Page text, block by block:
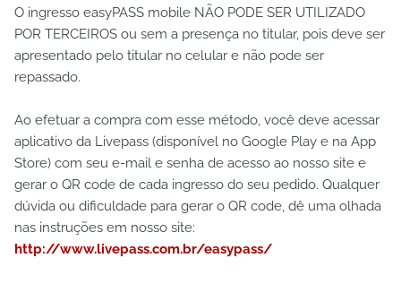
O ingresso easyPASS mobile NÃO PODE SER UTILIZADO
POR TERCEIROS ou sem a presença no titular, pois deve ser
apresentado pelo titular no celular e não pode ser
repassado.
Ao efetuar a compra com esse método, você deve acessar
aplicativo da Livepass (disponível no Google Play e na App
Store) com seu e-mail e senha de acesso ao nosso site e
gerar o QR code de cada ingresso do seu pedido. Qualquer
dúvida ou dificuldade para gerar o QR code, dê uma olhada
nas instruções em nosso site:
http://www.livepass.com.br/easypass/